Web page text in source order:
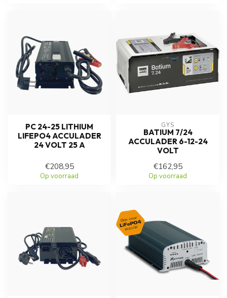
PC 24-25 LITHIUM
LIFEPO4 ACCULADER
24 VOLT 25 A
€208,95
Op voorraad
GYS
BATIUM 7/24
ACCULADER 6-12-24
VOLT
€162,95
Op voorraad